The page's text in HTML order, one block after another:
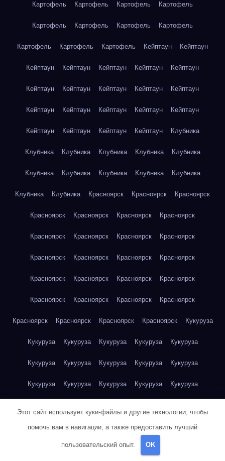
Картофель Картофель Картофель Картофель
Картофель Картофель Картофель Картофель
Картофель Картофель Картофель Кейптаун Кейптаун
Кейптаун Кейптаун Кейптаун Кейптаун Кейптаун
Кейптаун Кейптаун Кейптаун Кейптаун Кейптаун
Кейптаун Кейптаун Кейптаун Кейптаун Кейптаун
Кейптаун Кейптаун Кейптаун Кейптаун Клубника
Клубника Клубника Клубника Клубника Клубника
Клубника Клубника Клубника Клубника Клубника
Клубника Клубника Красноярск Красноярск Красноярск
Красноярск Красноярск Красноярск Красноярск
Красноярск Красноярск Красноярск Красноярск
Красноярск Красноярск Красноярск Красноярск
Красноярск Красноярск Красноярск Красноярск
Красноярск Красноярск Красноярск Красноярск
Красноярск Красноярск Красноярск Красноярск Кукуруза
Кукуруза Кукуруза Кукуруза Кукуруза Кукуруза
Кукуруза Кукуруза Кукуруза Кукуруза Кукуруза
Кукуруза Кукуруза Кукуруза Кукуруза Кукуруза
Куриная грудка Куриная грудка Куриная грудка
Куриная грудка Куриная грудка Куриная грудка
Этот сайт использует куки-файлы и другие технологии, чтобы
помочь вам в навигации, а также предоставить лучший
пользовательский опыт. OK